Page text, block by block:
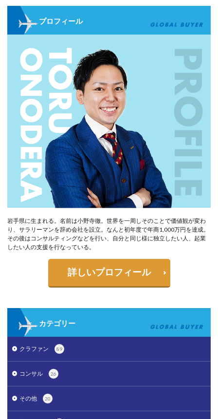
プロフィール
岩手県に生まれる。名前は小野寺徹。世界を一周しそのことで価値観が変わ
り、サラリーマンを辞め会社を設立。なんと初年度で年商1,000万円を達成。
その後はコンサルティングなどを行い、自分と同じ様に独立したい人、起業
したい人の支援を行なっている。
詳しいプロフィール
カテゴリー
クラファン 89
コンサル 26
その他 20